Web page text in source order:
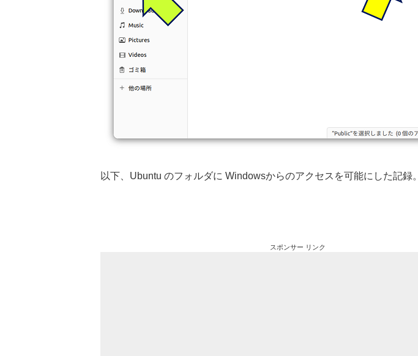
以下、Ubuntu のフォルダに Windowsからのアクセスを可能にした記録。
スポンサー リンク